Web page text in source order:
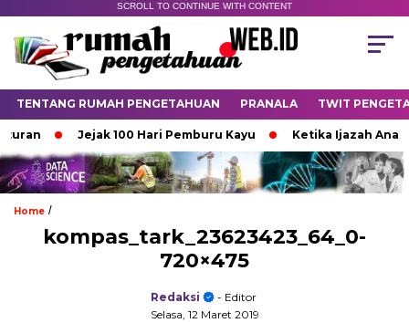
SCROLL TO CONTINUE WITH CONTENT
TENTANG RUMAH PENGETAHUAN PRANALA TWIT
Jejak 100 Hari Pemburu Kayu Ketika Ijazah
Home /
kompas_tark_23623423_64_0-
720×475
Redaksi
- Editor
Selasa, 12 Maret 2019